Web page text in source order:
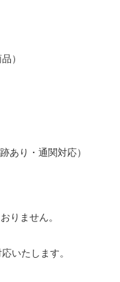
）
あり・通関対応）
りません。
いたします。